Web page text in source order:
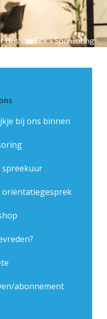
Bos van Eck»Sponsoring
bij ons binnen
spreekuur
oriëntatiegesprek
abonnement